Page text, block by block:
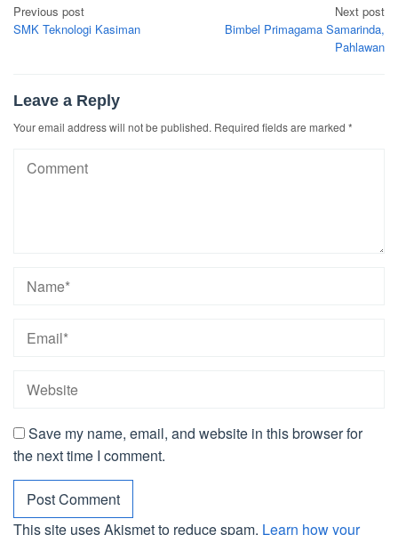
Post
navigation
Previous post
SMK Teknologi Kasiman
Next post
Bimbel Primagama Samarinda,
Pahlawan
Leave a Reply
Your email address will not be published. Required fields are marked *
Save my name, email, and website in this browser for
the next time I comment.
This site uses Akismet to reduce spam. Learn how your